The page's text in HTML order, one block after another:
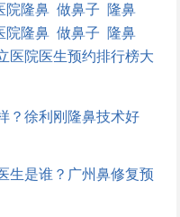
院隆鼻 做鼻子 隆鼻
院隆鼻 做鼻子 隆鼻
医院医生预约排行榜大
？徐利刚隆鼻技术好
生是谁？广州鼻修复预